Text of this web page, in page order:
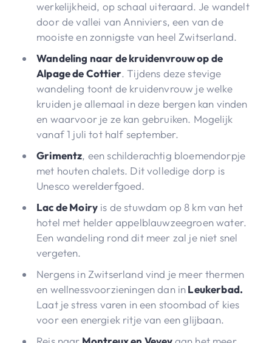
werkelijkheid, op schaal uiteraard. Je wandelt
door de vallei van Anniviers, een van de
mooiste en zonnigste van heel Zwitserland.
Wandeling naar de kruidenvrouw op de
Alpage de Cottier. Tijdens deze stevige
wandeling toont de kruidenvrouw je welke
kruiden je allemaal in deze bergen kan vinden
en waarvoor je ze kan gebruiken. Mogelijk
vanaf 1 juli tot half september.
Grimentz, een schilderachtig bloemendorpje
met houten chalets. Dit volledige dorp is
Unesco werelderfgoed.
Lac de Moiry is de stuwdam op 8 km van het
hotel met helder appelblauwzeegroen water.
Een wandeling rond dit meer zal je niet snel
vergeten.
Nergens in Zwitserland vind je meer thermen
en wellnessvoorzieningen dan inLeukerbad.
Laat je stress varen in een stoombad of kies
voor een energiek ritje van een glijbaan.